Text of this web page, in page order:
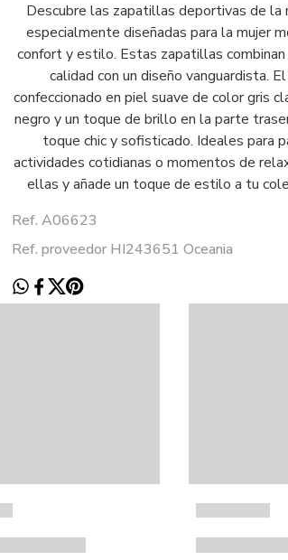
Descubre las zapatillas deportivas de la
especialmente diseñadas para la mujer
confort y estilo. Estas zapatillas
calidad con un diseño vanguardista.
confeccionado en piel suave de color gris
negro y un toque de brillo en la parte
toque chic y sofisticado. Ideales para
actividades cotidianas o momentos de
ellas y añade un toque de estilo a tu
Ref. A06623
Ref. proveedor HI243651 Oceania